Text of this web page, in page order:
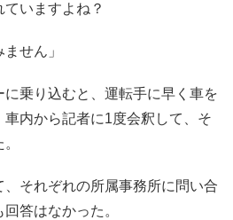
いますよね？
せん」
乗り込むと、運転手に早く車を
内から記者に1度会釈して、そ
それぞれの所属事務所に問い合
答はなかった。